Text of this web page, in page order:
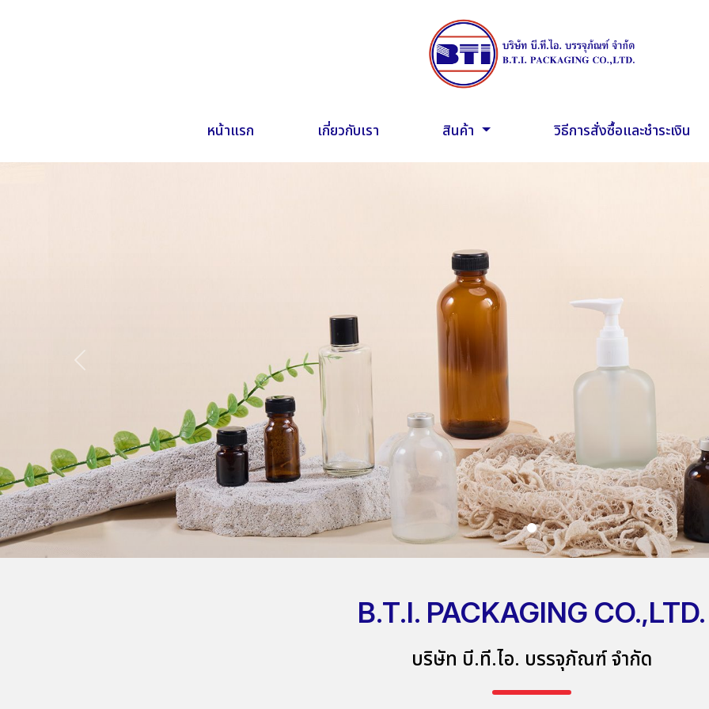
หน้าแรก เกี่ยวกับเรา สินค้า วิธีการสั่งซื้อและชำระเงิน
Previous
B.T.I. PACKAGING CO.,LTD.
บริษัท บี.ที.ไอ. บรรจุภัณฑ์ จำกัด